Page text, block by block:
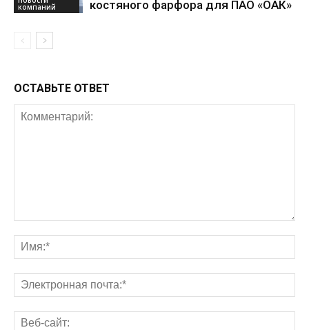
компаний
костяного фарфора для ПАО «ОАК»
ОСТАВЬТЕ ОТВЕТ